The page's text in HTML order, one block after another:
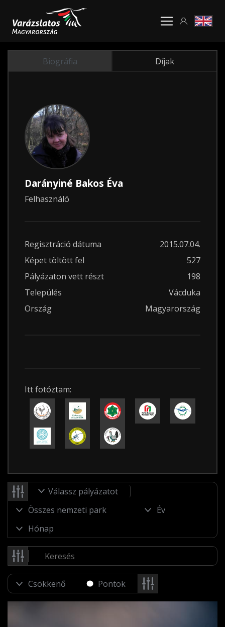
Biográfia Díjak
Darányiné Bakos Éva
Felhasználó
Regisztráció dátuma
2015.07.04.
Képet töltött fel
527
Pályázaton vett részt
198
Település
Vácduka
Ország
Magyarország
Itt fotóztam:
Válassz pályázatot
Pontok